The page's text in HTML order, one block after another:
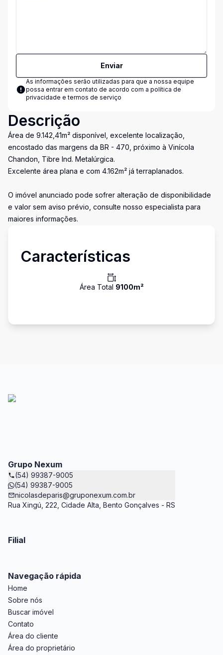
Enviar
As informações serão utilizadas para que a nossa equipe
possa entrar em contato de acordo com a política de
privacidade e termos de serviço
Descrição
Área de 9.142,41m² disponível, excelente localização,
encostado das margens da BR - 470, próximo à Vinícola
Chandon, Tibre Ind. Metalúrgica.
Excelente área plana e com 4.162m² já terraplanados.
O imóvel anunciado pode sofrer alteração de disponibilidade
e valor sem aviso prévio, consulte nosso especialista para
maiores informações.
Características
Área Total 9100m²
Grupo Nexum
(54) 99387-9005
(54) 99387-9005
nicolasdeparis@gruponexum.com.br
Rua Xingú, 222, Cidade Alta, Bento Gonçalves - RS
Filial
Navegação rápida
Home
Sobre nós
Buscar imóvel
Contato
Área do cliente
Área do proprietário